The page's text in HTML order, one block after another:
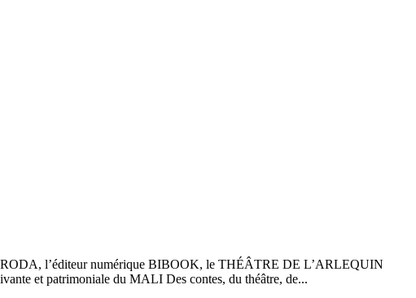
l’éditeur numérique BIBOOK, le THÉÂTRE DE L’ARLEQUIN
et patrimoniale du MALI Des contes, du théâtre, de...